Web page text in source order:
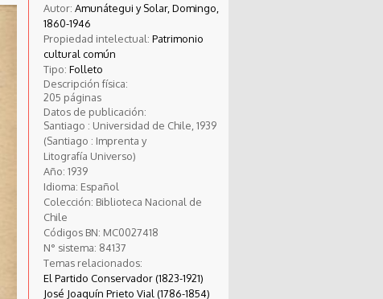
Autor: Amunátegui y Solar, Domingo,
1860-1946
Propiedad intelectual: Patrimonio
cultural común
Tipo: Folleto
Descripción física:
205 páginas
Datos de publicación:
Santiago : Universidad de Chile, 1939
(Santiago : Imprenta y
Litografía Universo)
Año: 1939
Idioma: Español
Colección: Biblioteca Nacional de
Chile
Códigos BN: MC0027418
N° sistema: 84137
Temas relacionados:
El Partido Conservador (1823-1921)
José Joaquín Prieto Vial (1786-1854)